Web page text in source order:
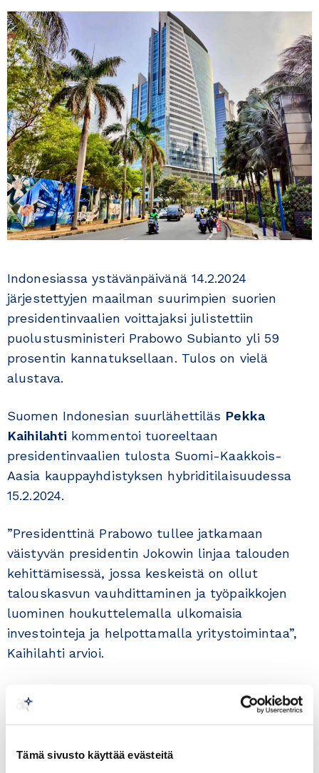
Tämä sivusto käyttää evästeitä
Indonesiassa ystävänpäivänä 14.2.2024
järjestettyjen maailman suurimpien suorien
presidentinvaalien voittajaksi julistettiin
puolustusministeri Prabowo Subianto yli 59
prosentin kannatuksellaan. Tulos on vielä
alustava.
Suomen Indonesian suurlähettiläs Pekka
Kaihilahti kommentoi tuoreeltaan
presidentinvaalien tulosta Suomi-Kaakkois-
Aasia kauppayhdistyksen hybriditilaisuudessa
15.2.2024.
”Presidenttinä Prabowo tullee jatkamaan
väistyvän presidentin Jokowin linjaa talouden
kehittämisessä, jossa keskeistä on ollut
talouskasvun vauhdittaminen ja työpaikkojen
luominen houkuttelemalla ulkomaisia
investointeja ja helpottamalla yritystoimintaa”,
Kaihilahti arvioi.
Prabowon voiton heti ensimmäisellä kierroksella
uskotaan vahvistavan maan talousnäkymiä ja